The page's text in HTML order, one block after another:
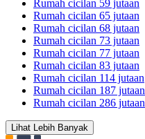
Rumah cicilan 59 jutaan
Rumah cicilan 65 jutaan
Rumah cicilan 68 jutaan
Rumah cicilan 73 jutaan
Rumah cicilan 77 jutaan
Rumah cicilan 83 jutaan
Rumah cicilan 114 jutaan
Rumah cicilan 187 jutaan
Rumah cicilan 286 jutaan
Lihat Lebih Banyak